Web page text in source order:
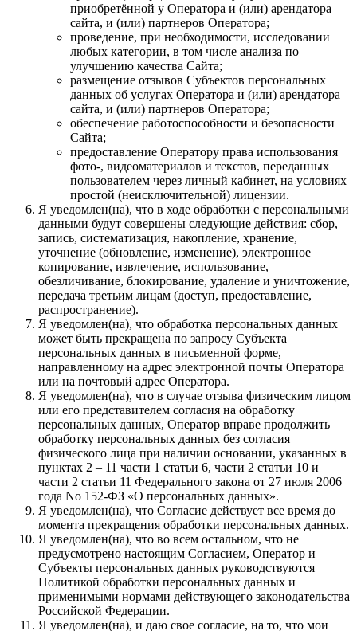
приобретённой у Оператора и (или) арендатора
сайта, и (или) партнеров Оператора;
проведение, при необходимости, исследовании
любых категории, в том числе анализа по
улучшению качества Сайта;
размещение отзывов Субъектов персональных
данных об услугах Оператора и (или) арендатора
сайта, и (или) партнеров Оператора;
обеспечение работоспособности и безопасности
Сайта;
предоставление Оператору права использования
фото-, видеоматериалов и текстов, переданных
пользователем через личный кабинет, на условиях
простой (неисключительной) лицензии.
Я уведомлен(на), что в ходе обработки с персональными
данными будут совершены следующие действия: сбор,
запись, систематизация, накопление, хранение,
уточнение (обновление, изменение), электронное
копирование, извлечение, использование,
обезличивание, блокирование, удаление и уничтожение,
передача третьим лицам (доступ, предоставление,
распространение).
Я уведомлен(на), что обработка персональных данных
может быть прекращена по запросу Субъекта
персональных данных в письменной форме,
направленному на адрес электронной почты Оператора
или на почтовый адрес Оператора.
Я уведомлен(на), что в случае отзыва физическим лицом
или его представителем согласия на обработку
персональных данных, Оператор вправе продолжить
обработку персональных данных без согласия
физического лица при наличии основании, указанных в
пунктах 2 – 11 части 1 статьи 6, части 2 статьи 10 и
части 2 статьи 11 Федерального закона от 27 июля 2006
года No 152-ФЗ «О персональных данных».
Я уведомлен(на), что Согласие действует все время до
момента прекращения обработки персональных данных.
Я уведомлен(на), что во всем остальном, что не
предусмотрено настоящим Согласием, Оператор и
Субъекты персональных данных руководствуются
Политикой обработки персональных данных и
применимыми нормами действующего законодательства
Российской Федерации.
Я уведомлен(на), и даю свое согласие, на то, что мои